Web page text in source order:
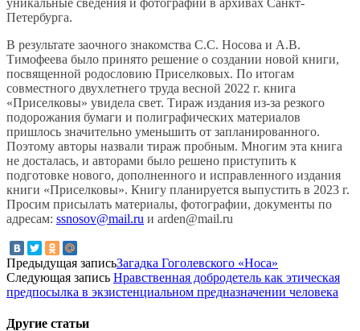
уникальные сведения и фотографии в архивах Санкт-
Петербурга.
В результате заочного знакомства С.С. Носова и А.В.
Тимофеева было принято решение о создании новой книги,
посвященной родословию Приселковых. По итогам
совместного двухлетнего труда весной 2022 г. книга
«Приселковы» увидела свет. Тираж издания из-за резкого
подорожания бумаги и полиграфических материалов
пришлось значительно уменьшить от запланированного.
Поэтому авторы назвали тираж пробным. Многим эта книга
не досталась, и авторами было решено приступить к
подготовке нового, дополненного и исправленного издания
книги «Приселковы». Книгу планируется выпустить в 2023 г.
Просим присылать материалы, фотографии, документы по
адресам: ssnosov@mail.ru и arden@mail.ru
Предыдущая записьЗагадка Гоголевского «Носа»
Следующая запись Нравственная добродетель как этическая
предпосылка в экзистенциальном предназначении человека
Другие статьи